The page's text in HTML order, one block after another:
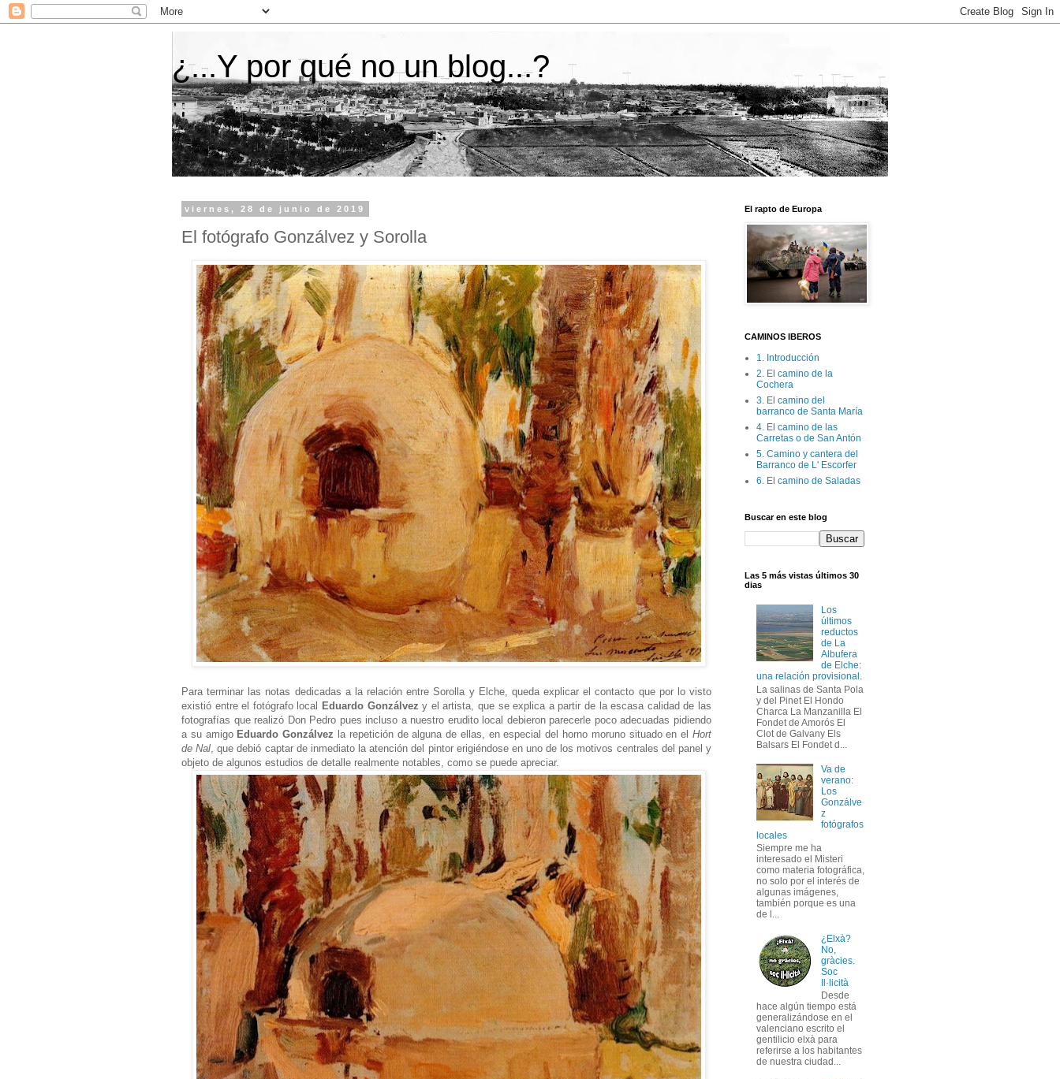
¿...Y por qué no un blog...?
viernes, 28 de junio de 2019
El fotógrafo Gonzálvez y Sorolla
Para terminar las notas dedicadas a la relación entre Sorolla y Elche, queda explicar el contacto que por lo visto
existió entre el fotógrafo local Eduardo Gonzálvez y el artista, que se explica a partir de la escasa calidad de las
fotografías que realizó Don Pedro pues incluso a nuestro erudito local debieron parecerle poco adecuadas pidiendo
a su amigo Eduardo Gonzálvez la repetición de alguna de ellas, en especial del horno moruno situado en elHort
de Nal , que debió captar de inmediato la atención del pintor erigiéndose en uno de los motivos centrales del panel y
objeto de algunos estudios de detalle realmente notables, como se puede apreciar.
El rapto de Europa
CAMINOS IBEROS
1. Introducción
2. El camino de la
Cochera
3. El camino del
barranco de Santa María
4. El camino de las
Carretas o de San Antón
5. Camino y cantera del
Barranco de L' Escorfer
6. El camino de Saladas
Buscar en este blog
Las 5 más vistas últimos 30
dias
Los
últimos
reductos
de La
Albufera
de Elche:
una relación provisional.
La salinas de Santa Pola
y del Pinet El Hondo
Charca La Manzanilla El
Fondet de Amorós El
Clot de Galvany Els
Balsars El Fondet d...
Va de
verano:
Los
Gonzálve
z
fotógrafos
locales
Siempre me ha
interesado el Misteri
como materia fotográfica,
no solo por el interés de
algunas imágenes,
también porque es una
de l...
¿Elxà?
No,
gràcies.
Soc
Il·licità
Desde
hace algún tiempo está
generalizándose en el
valenciano escrito el
gentilicio elxà para
referirse a los habitantes
de nuestra ciudad...